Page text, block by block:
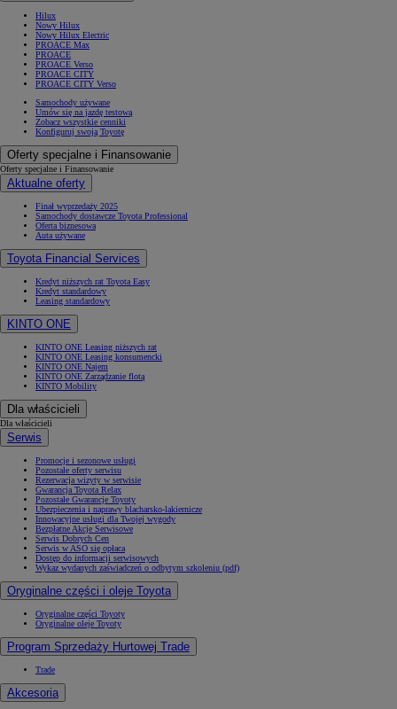
Hilux
Nowy Hilux
Nowy Hilux Electric
PROACE Max
PROACE
PROACE Verso
PROACE CITY
PROACE CITY Verso
Samochody używane
Umów się na jazdę testową
Zobacz wszystkie cenniki
Konfiguruj swoją Toyotę
Oferty specjalne i Finansowanie
Oferty specjalne i Finansowanie
Aktualne oferty
Finał wyprzedaży 2025
Samochody dostawcze Toyota Professional
Oferta biznesowa
Auta używane
Toyota Financial Services
Kredyt niższych rat Toyota Easy
Kredyt standardowy
Leasing standardowy
KINTO ONE
KINTO ONE Leasing niższych rat
KINTO ONE Leasing konsumencki
KINTO ONE Najem
KINTO ONE Zarządzanie flotą
KINTO Mobility
Dla właścicieli
Dla właścicieli
Serwis
Promocje i sezonowe usługi
Pozostałe oferty serwisu
Rezerwacja wizyty w serwisie
Gwarancja Toyota Relax
Pozostałe Gwarancje Toyoty
Ubezpieczenia i naprawy blacharsko-lakiernicze
Innowacyjne usługi dla Twojej wygody
Bezpłatne Akcje Serwisowe
Serwis Dobrych Cen
Serwis w ASO się opłaca
Dostęp do informacji serwisowych
Wykaz wydanych zaświadczeń o odbytym szkoleniu (pdf)
Oryginalne części i oleje Toyota
Oryginalne części Toyoty
Oryginalne oleje Toyoty
Program Sprzedaży Hurtowej Trade
Trade
Akcesoria